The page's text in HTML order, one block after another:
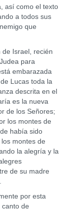
así como el texto
a todos sus
que
Israel, recién
para
embarazada
Lucas toda la
descrita en el
es la nueva
de los Señores;
los montes de
había sido
montes de
la alegría y la
de su madre
por esta
de